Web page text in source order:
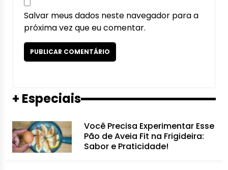
Salvar meus dados neste navegador para a
próxima vez que eu comentar.
+ Especiais
Você Precisa Experimentar Esse
Pão de Aveia Fit na Frigideira:
Sabor e Praticidade!